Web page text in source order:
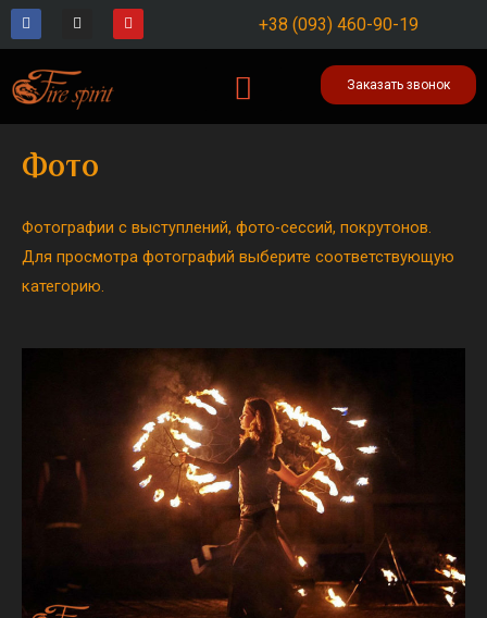
Перейти
содержимому
F
a
c
b
o
o
k
f
I
n
s
a
g
r
a
Y
o
u
+38 (093) 460-90-19
Заказать звонок
Фото
Фотографии с выступлений, фото-сессий, покрутонов.
Для просмотра фотографий выберите соответствующую
категорию.